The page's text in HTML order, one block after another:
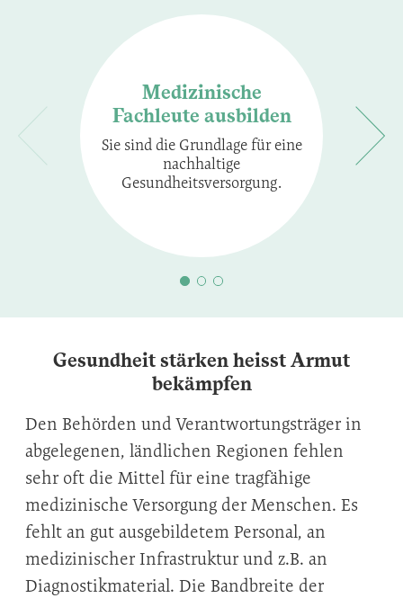
Medizinische
Fachleute ausbilden
Sie sind die Grundlage für eine
nachhaltige
Gesundheitsversorgung.
Gesundheit stärken heisst Armut
bekämpfen
Den Behörden und Verantwortungsträger in
abgelegenen, ländlichen Regionen fehlen
sehr oft die Mittel für eine tragfähige
medizinische Versorgung der Menschen. Es
fehlt an gut ausgebildetem Personal, an
medizinischer Infrastruktur und z.B. an
Diagnostikmaterial. Die Bandbreite der